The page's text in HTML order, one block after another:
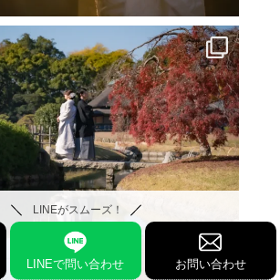
LINEがスムーズ！
LINEで問い合わせ お問い合わせ